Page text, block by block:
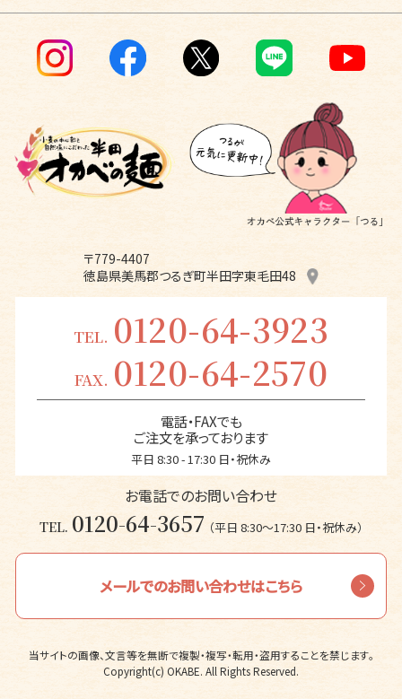
〒779-4407
徳島県美馬郡つるぎ町半田字東毛田48
TEL. 0120-64-3923
FAX. 0120-64-2570
電話・FAXでも
ご注文を承っております
平日 8:30 - 17:30 日・祝休み
お電話でのお問い合わせ
TEL. 0120-64-3657 （平日 8:30〜17:30 日・祝休み）
メールでのお問い合わせはこちら
当サイトの画像、文言等を無断で複製・複写・転用・盗用することを禁じます。
Copyright(c) OKABE. All Rights Reserved.